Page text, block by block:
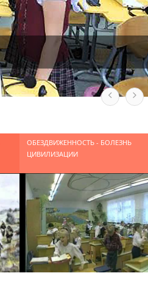
ОБЕЗДВИЖЕННОСТЬ - БОЛЕЗНЬ
ЦИВИЛИЗАЦИИ